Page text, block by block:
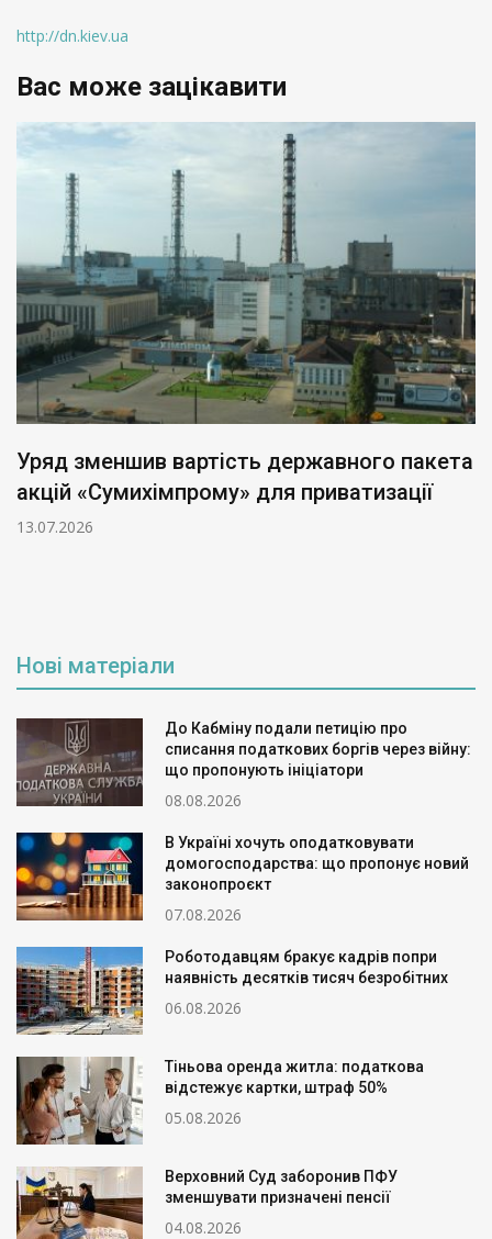
http://dn.kiev.ua
Вас може зацікавити
Уряд зменшив вартість державного пакета
акцій «Сумихімпрому» для приватизації
13.07.2026
Нові матеріали
До Кабміну подали петицію про
списання податкових боргів через війну:
що пропонують ініціатори
08.08.2026
В Україні хочуть оподатковувати
домогосподарства: що пропонує новий
законопроєкт
07.08.2026
Роботодавцям бракує кадрів попри
наявність десятків тисяч безробітних
06.08.2026
Тіньова оренда житла: податкова
відстежує картки, штраф 50%
05.08.2026
Верховний Суд заборонив ПФУ
зменшувати призначені пенсії
04.08.2026